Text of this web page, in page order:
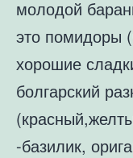
молодой
это помидоры
хорошие
болгарский
-базилик,